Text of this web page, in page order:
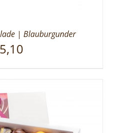
| Blauburgunder
5,10